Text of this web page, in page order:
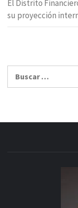
El Distrito
su proyección